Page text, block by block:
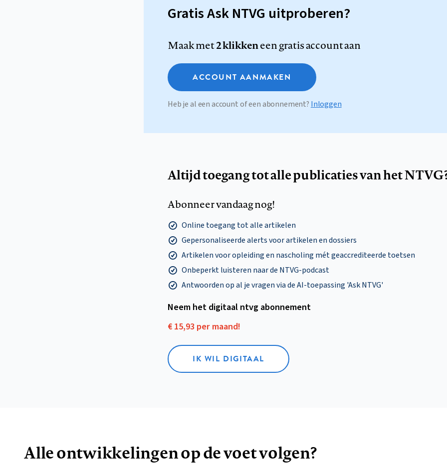
Gratis Ask NTVG uitproberen?
Maak met2 klikkeneen gratis account aan
ACCOUNT AANMAKEN
Heb je al een account of een abonnement? Inloggen
Altijd toegang tot alle publicaties van het
Abonneer vandaag nog!
Online toegang tot alle artikelen
Gepersonaliseerde alerts voor artikelen en dossiers
Artikelen voor opleiding en nascholing mét geaccrediteerde toetsen
Onbeperkt luisteren naar de NTVG-podcast
Antwoorden op al je vragen via de AI-toepassing 'Ask NTVG'
Neem het digitaal ntvg abonnement
€ 15,93 per maand!
IK WIL DIGITAAL
Alle ontwikkelingen op de voet volgen?